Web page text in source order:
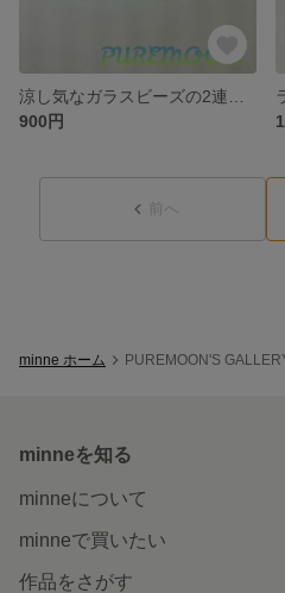
900円
前へ
minne ホーム PUREMOON'S
minneを知る
minneについて
minneで買いたい
作品をさがす